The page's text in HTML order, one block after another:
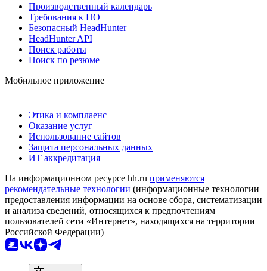
Производственный календарь
Требования к ПО
Безопасный HeadHunter
HeadHunter API
Поиск работы
Поиск по резюме
Мобильное приложение
Этика и комплаенс
Оказание услуг
Использование сайтов
Защита персональных данных
ИТ аккредитация
На информационном ресурсе hh.ru применяются
рекомендательные технологии (информационные технологии
предоставления информации на основе сбора, систематизации
и анализа сведений, относящихся к предпочтениям
пользователей сети «Интернет», находящихся на территории
Российской Федерации)